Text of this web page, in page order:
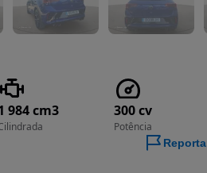
984 cm3 300 cv
Potência